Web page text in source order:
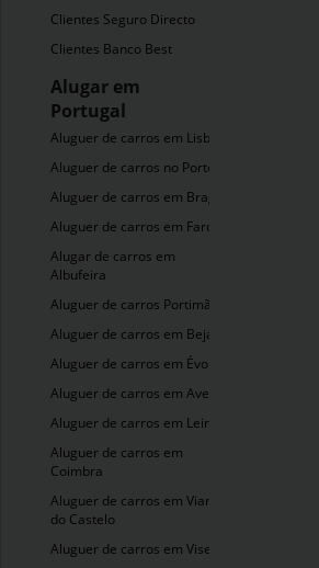
Clientes Seguro Directo
Clientes Banco Best
Alugar em
Portugal
Aluguer de carros em Lisboa
Aluguer de carros no Porto
Aluguer de carros em Braga
Aluguer de carros em Faro
Alugar de carros em
Albufeira
Aluguer de carros Portimão
Aluguer de carros em Beja
Aluguer de carros em Évora
Aluguer de carros em Aveiro
Aluguer de carros em Leiria
Aluguer de carros em
Coimbra
Aluguer de carros em Viana
do Castelo
Aluguer de carros em Viseu